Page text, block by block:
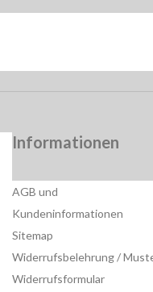
Informationen
AGB und
Kundeninformationen
Sitemap
Widerrufsbelehrung /
Widerrufsformular